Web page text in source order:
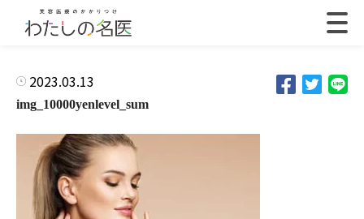
2023.03.13
img_10000yenlevel_sum